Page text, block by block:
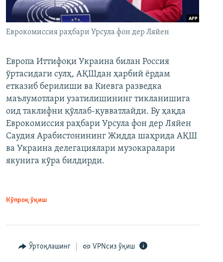
Еврокомиссия раҳбари Урсула фон дер Ляйен
Европа Иттифоқи Украина билан Россия
ўртасидаги сулҳ, АҚШдан ҳарбий ёрдам
етказиб берилиши ва Киевга разведка
маълумотлари узатилишининг тикланишига
оид таклифни қўллаб-қувватлайди. Бу ҳақда
Еврокомиссия раҳбари Урсула фон дер Ляйен
Саудия Арабистонининг Жидда шаҳрида АҚШ
ва Украина делегациялари музокаралари
якунига кўра билдирди.
Кўпроқ ўқиш
Ўртоқлашинг VPNсиз ўқиш